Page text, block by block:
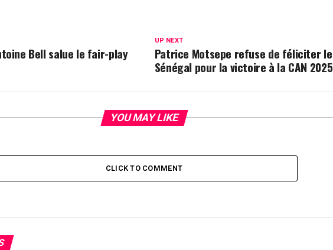
UP NEXT
Patrice Motsepe refuse de féliciter le
Sénégal pour la victoire à la CAN 2025
Bell salue le fair-play
YOU MAY LIKE
CLICK TO COMMENT